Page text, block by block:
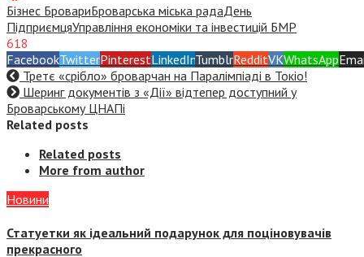
Бізнес БровариБроварська міська радаДень
ПідприємцяУправління економіки та інвестицій БМР
618
FacebookTwitterPinterestLinkedInTumblrRedditVKWhatsApp
Третє «срібло» броварчан на Паралімпіаді в Токіо!
Шеринг документів з «Дії» відтепер доступний у
Броварському ЦНАПі
Related posts
Related posts
More from author
Новини
Статуетки як ідеальний подарунок для поціновувачів
прекрасного